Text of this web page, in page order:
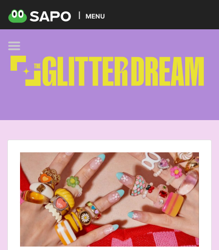
MENU
HOME
PODCAST
GLITTER BRANDS
KIDS
TREND
BEAUTY
PETS
MUSIC